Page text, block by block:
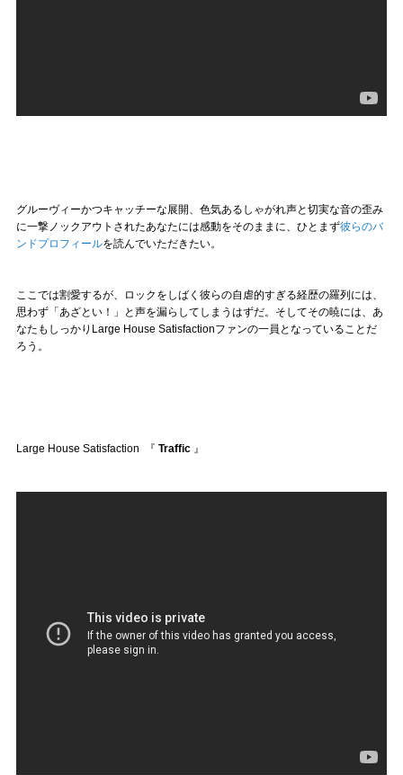
グルーヴィーかつキャッチーな展開、色気あるしゃがれ声と切実な音の歪み
に一撃ノックアウトされたあなたには感動をそのままに、ひとまず彼らのバ
ンドプロフィールを読んでいただきたい。
ここでは割愛するが、ロックをしばく彼らの自虐的すぎる経歴の羅列には、
思わず「あざとい！」と声を漏らしてしまうはずだ。そしてその暁には、あ
なたもしっかりLarge House Satisfactionファンの一員となっていることだ
ろう。
Large House Satisfaction 『 Traffic 』